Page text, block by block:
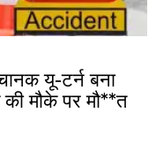
यू-टर्न बना
मौके पर मौ**त